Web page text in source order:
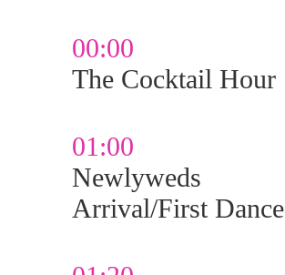
00:00
The Cocktail Hour
01:00
Newlyweds
Arrival/First Dance